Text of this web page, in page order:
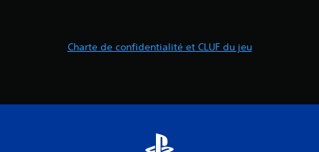
Charte de confidentialité et CLUF du jeu